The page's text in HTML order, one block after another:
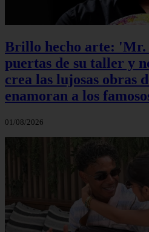
Brillo hecho arte: 'Mr.
puertas de su taller y
crea las lujosas obras
enamoran a los
01/08/2026